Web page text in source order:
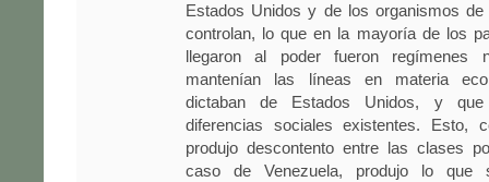
Estados Unidos y de los organismos
controlan, lo que en la mayoría de los
llegaron al poder fueron regímenes
mantenían las líneas en materia
dictaban de Estados Unidos, y que
diferencias sociales existentes. Esto,
produjo descontento entre las clases
caso de Venezuela, produjo lo que